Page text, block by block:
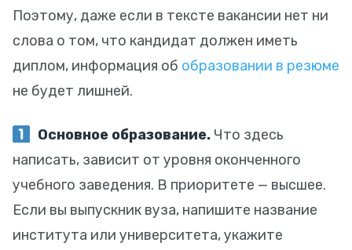
Поэтому, даже если в тексте вакансии нет ни
слова о том, что кандидат должен иметь
диплом, информация об образовании в резюме
не будет лишней.
Основное образование.Что здесь
написать, зависит от уровня оконченного
учебного заведения. В приоритете — высшее.
Если вы выпускник вуза, напишите название
института или университета, укажите